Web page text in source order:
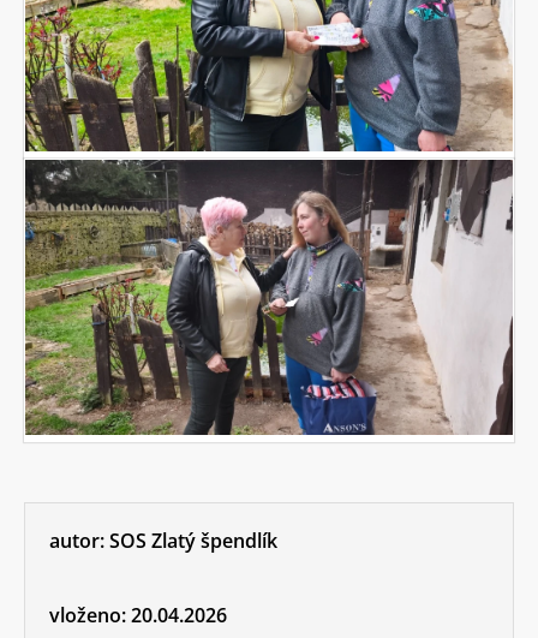
autor:SOS Zlatý špendlík
vloženo:20.04.2026